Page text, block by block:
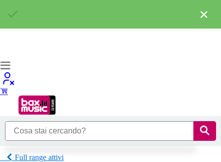
Full range attivi
×